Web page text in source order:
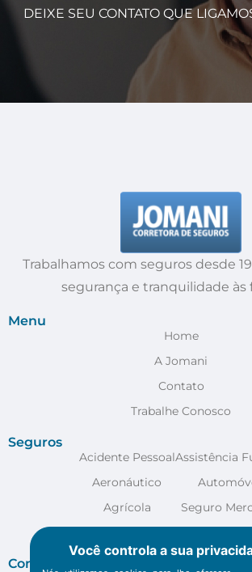
DEIXE SEU CONTATO QUE
Trabalhamos com seguros desde
segurança e tranquilidade às
Menu
Home
A Jomani
Contato
Trabalhe Conosco
Seguros
Acidente Pessoal
Aeronáutico
Agrícola
Assistência
Seguro
Contato
Você controla a sua